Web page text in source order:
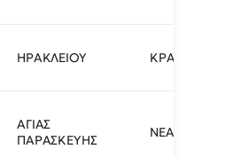
ΗΡΑΚΛΕΙΟΥ ΚΡΑΣΑΔΑΚΗ
ΑΓΙΑΣ
ΠΑΡΑΣΚΕΥΗΣ